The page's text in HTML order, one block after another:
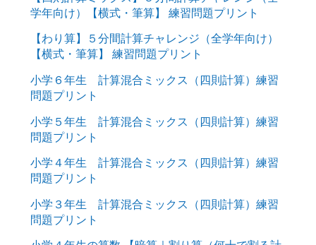
学年向け）【横式・筆算】 練習問題プリント
【わり算】５分間計算チャレンジ（全学年向け）
【横式・筆算】 練習問題プリント
小学６年生 計算混合ミックス（四則計算）練習
問題プリント
小学５年生 計算混合ミックス（四則計算）練習
問題プリント
小学４年生 計算混合ミックス（四則計算）練習
問題プリント
小学３年生 計算混合ミックス（四則計算）練習
問題プリント